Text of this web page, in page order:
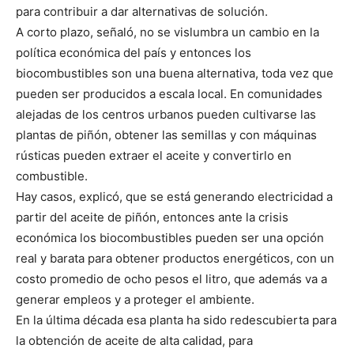
para contribuir a dar alternativas de solución.
A corto plazo, señaló, no se vislumbra un cambio en la
política económica del país y entonces los
biocombustibles son una buena alternativa, toda vez que
pueden ser producidos a escala local. En comunidades
alejadas de los centros urbanos pueden cultivarse las
plantas de piñón, obtener las semillas y con máquinas
rústicas pueden extraer el aceite y convertirlo en
combustible.
Hay casos, explicó, que se está generando electricidad a
partir del aceite de piñón, entonces ante la crisis
económica los biocombustibles pueden ser una opción
real y barata para obtener productos energéticos, con un
costo promedio de ocho pesos el litro, que además va a
generar empleos y a proteger el ambiente.
En la última década esa planta ha sido redescubierta para
la obtención de aceite de alta calidad, para